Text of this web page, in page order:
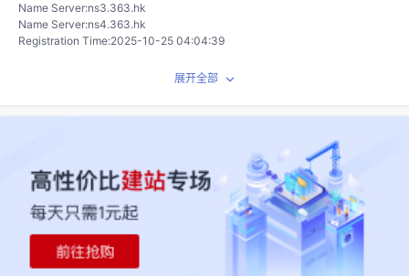
Name Server:ns3.363.hk
Name Server:ns4.363.hk
Registration Time:2025-10-25 04:04:39
展开全部